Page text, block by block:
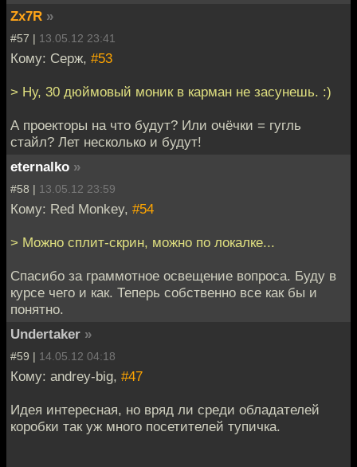
Zx7R »
#57 | 13.05.12 23:41
Кому: Серж, #53
> Ну, 30 дюймовый моник в карман не засунешь. :)
А проекторы на что будут? Или очёчки = гугль
стайл? Лет несколько и будут!
eternalko »
#58 | 13.05.12 23:59
Кому: Red Monkey, #54
> Можно сплит-скрин, можно по локалке...
Спасибо за граммотное освещение вопроса. Буду в
курсе чего и как. Теперь собственно все как бы и
понятно.
Undertaker »
#59 | 14.05.12 04:18
Кому: andrey-big, #47
Идея интересная, но вряд ли среди обладателей
коробки так уж много посетителей тупичка.